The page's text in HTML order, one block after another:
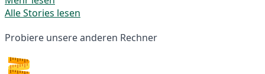
Alle Stories lesen
Probiere unsere anderen Rechner